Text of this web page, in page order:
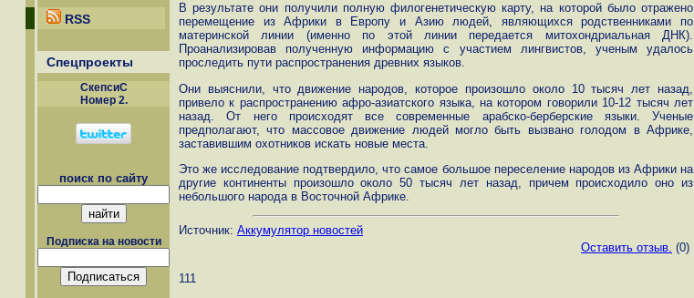
RSS
Спецпроекты
СкепсиС
Номер 2.
поиск по сайту
Подписка на новости
В результате они получили полную филогенетическую карту, на которой было отражено
перемещение из Африки в Европу и Азию людей, являющихся родственниками по
материнской линии (именно по этой линии передается митохондриальная ДНК).
Проанализировав полученную информацию с участием лингвистов, ученым удалось
проследить пути распространения древних языков.
Они выяснили, что движение народов, которое произошло около 10 тысяч лет назад,
привело к распространению афро-азиатского языка, на котором говорили 10-12 тысяч лет
назад. От него происходят все современные арабско-берберские языки. Ученые
предполагают, что массовое движение людей могло быть вызвано голодом в Африке,
заставившим охотников искать новые места.
Это же исследование подтвердило, что самое большое переселение народов из Африки на
другие континенты произошло около 50 тысяч лет назад, причем происходило оно из
небольшого народа в Восточной Африке.
Источник: Аккумулятор новостей
Оставить отзыв. (0)
111